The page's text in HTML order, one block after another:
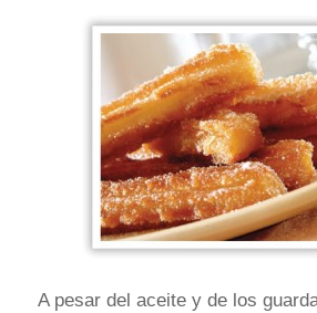
A pesar del aceite y de los